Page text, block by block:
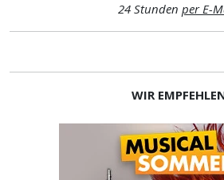
24 Stunden per E-
WIR